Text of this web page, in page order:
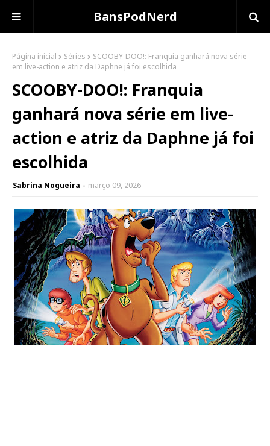
BansPodNerd
Página inicial Séries
SCOOBY-DOO!: Franquia ganhará nova série
em live-action e atriz da Daphne já foi escolhida
SCOOBY-DOO!: Franquia
ganhará nova série em live-
action e atriz da Daphne já foi
escolhida
Sabrina Nogueira março 09, 2026